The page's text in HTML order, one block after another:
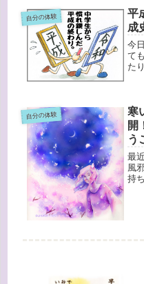
ん
か
が
自分の体験
平
成
今
て
た
間
り
自分の体験
寒
開
う
最
風
持